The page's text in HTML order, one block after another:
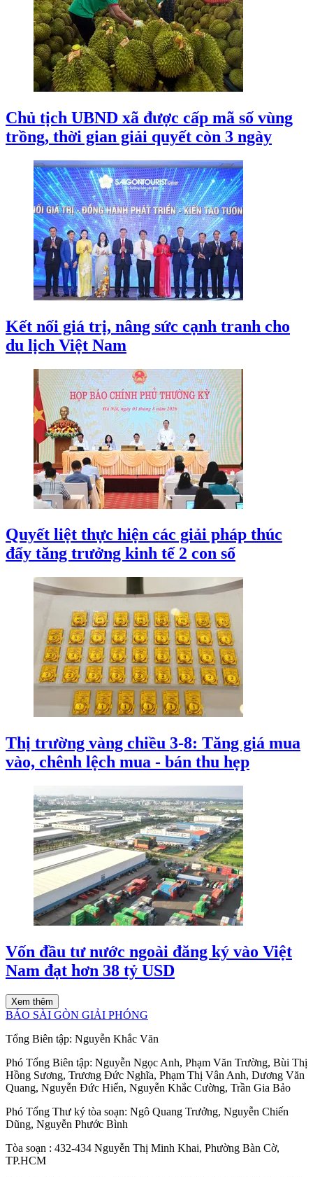
Chủ tịch UBND xã được cấp mã số vùng
trồng, thời gian giải quyết còn 3 ngày
Kết nối giá trị, nâng sức cạnh tranh cho
du lịch Việt Nam
Quyết liệt thực hiện các giải pháp thúc
đẩy tăng trưởng kinh tế 2 con số
Thị trường vàng chiều 3-8: Tăng giá mua
vào, chênh lệch mua - bán thu hẹp
Vốn đầu tư nước ngoài đăng ký vào Việt
Nam đạt hơn 38 tỷ USD
Xem thêm
BÁO SÀI GÒN GIẢI PHÓNG
Tổng Biên tập: Nguyễn Khắc Văn
Phó Tổng Biên tập: Nguyễn Ngọc Anh, Phạm Văn Trường, Bùi Thị
Hồng Sương, Trương Đức Nghĩa, Phạm Thị Vân Anh, Dương Văn
Quang, Nguyễn Đức Hiển, Nguyễn Khắc Cường, Trần Gia Bảo
Phó Tổng Thư ký tòa soạn: Ngô Quang Trưởng, Nguyễn Chiến
Dũng, Nguyễn Phước Bình
Tòa soạn : 432-434 Nguyễn Thị Minh Khai, Phường Bàn Cờ,
TP.HCM